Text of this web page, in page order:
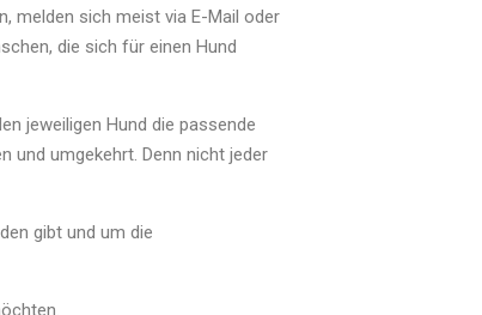
melden sich meist via E-Mail oder
die sich für einen Hund
jeweiligen Hund die passende
und umgekehrt. Denn nicht jeder
gibt und um die